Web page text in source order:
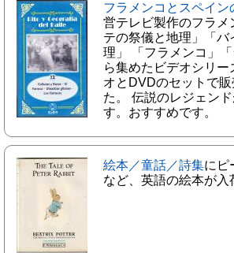
フラメンコとスペイン
営テレビ製作のフラメ
テの祭儀と地理」「バ
理」 「フラメンコ」
ら集めたビデオシリ
オとDVDのセットで
た。 伝説のレジェン
す。おすすめです。
絵本／童話／詩集にピ
など、英語の絵本が入